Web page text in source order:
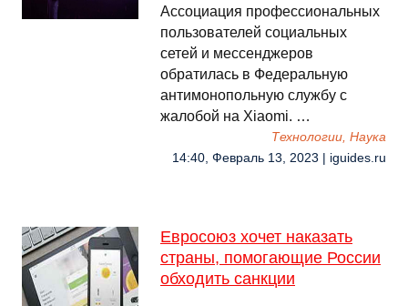
Ассоциация профессиональных
пользователей социальных
сетей и мессенджеров
обратилась в Федеральную
антимонопольную службу с
жалобой на Xiaomi. …
Технологии, Наука
14:40, Февраль 13, 2023 | iguides.ru
Евросоюз хочет наказать
страны, помогающие России
обходить санкции